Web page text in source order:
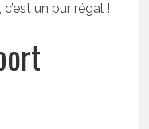
un pur régal !